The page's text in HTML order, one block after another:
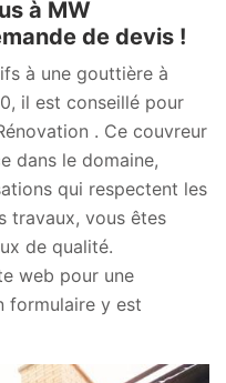
à MW
de devis !
à une gouttière à
il est conseillé pour
. Ce couvreur
dans le domaine,
qui respectent les
travaux, vous êtes
de qualité.
web pour une
formulaire y est